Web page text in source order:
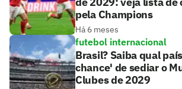
pela Champions
Há 6 meses
futebol internacional
Brasil? Saiba qual
chance' de sediar o
Clubes de 2029